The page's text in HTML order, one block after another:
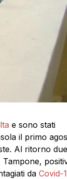
e sono stati
il primo
Al ritorno
da Covid-